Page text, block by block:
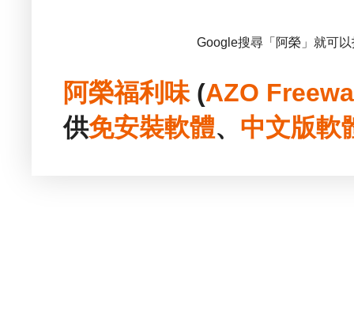
Google搜尋「阿榮」就可
阿榮福利味(AZO
供免安裝軟體、 中文版軟